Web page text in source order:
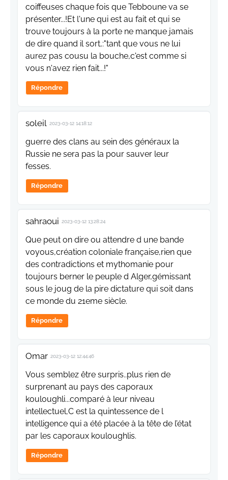
coiffeuses chaque fois que Tebboune va se
présenter...!Et l'une qui est au fait et qui se
trouve toujours à la porte ne manque jamais
de dire quand il sort,:"tant que vous ne lui
aurez pas cousu la bouche,c'est comme si
vous n'avez rien fait...!"
Répondre
soleil 2023-03-12 14:18:12
guerre des clans au sein des généraux la
Russie ne sera pas la pour sauver leur
fesses.
Répondre
sahraoui 2023-03-12 13:28:24
Que peut on dire ou attendre d une bande
voyous,création coloniale française,rien que
des contradictions et mythomanie pour
toujours berner le peuple d Alger,gémissant
sous le joug de la pire dictature qui soit dans
ce monde du 21eme siècle.
Répondre
Omar 2023-03-12 12:44:46
Vous semblez être surpris..plus rien de
surprenant au pays des caporaux
kouloughli...comparé à leur niveau
intellectuel,C est la quintessence de l
intelligence qui a été placée à la tête de l’état
par les caporaux kouloughlis.
Répondre